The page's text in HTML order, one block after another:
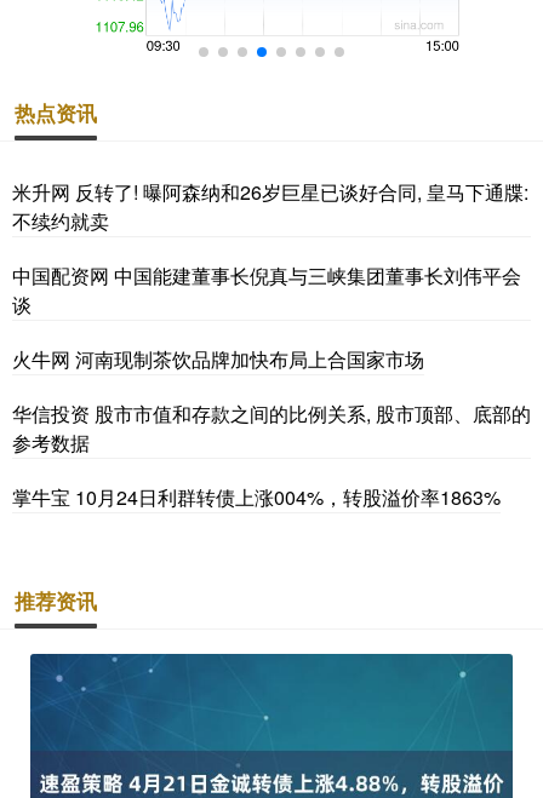
热点资讯
米升网 反转了! 曝阿森纳和26岁巨星已谈好合同, 皇马下通牒:
不续约就卖
中国配资网 中国能建董事长倪真与三峡集团董事长刘伟平会
谈
火牛网 河南现制茶饮品牌加快布局上合国家市场
华信投资 股市市值和存款之间的比例关系, 股市顶部、底部的
参考数据
掌牛宝 10月24日利群转债上涨004%，转股溢价率1863%
推荐资讯